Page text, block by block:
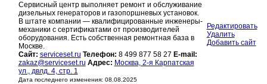
Сервисный центр выполняет ремонт и обслуживание
дизельных генераторов и газопоршневых установок.
В штате компании — квалифицированные инженеры-
механики с сертификатами от производителей
оборудования. Есть собственная ремонтная база в
Москве.
Сайт: serviceset.ru Телефон: 8 499 877 58 27 E-mail:
zakaz@serviceset.ru Адрес: Москва, 2-я Карпатская
ул., двлд. 4, стр. 1
Дата последнего изменения: 08.08.2025
Редактировать
Удалить
Добавить сайт